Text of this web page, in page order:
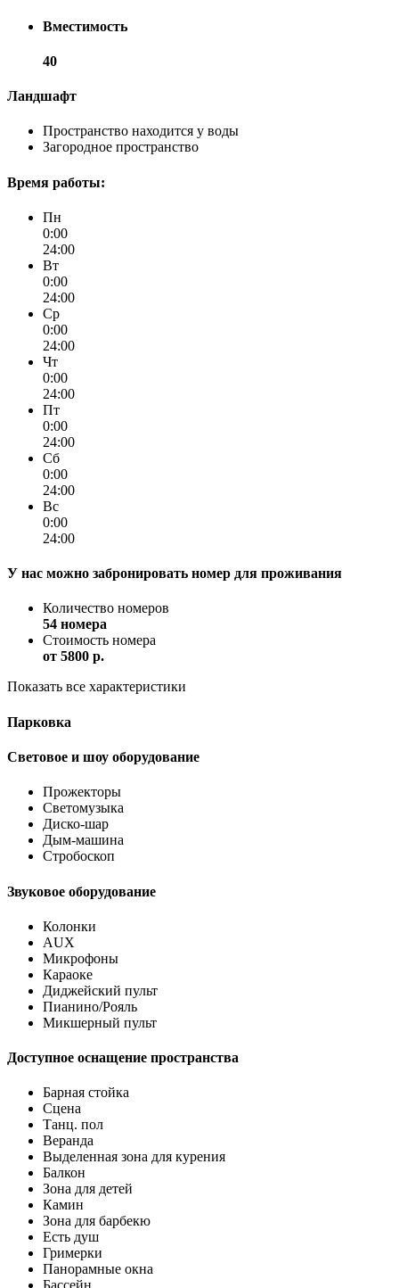
Вместимость
40
Ландшафт
Пространство находится у воды
Загородное пространство
Время работы:
Пн
0:00
24:00
Вт
0:00
24:00
Ср
0:00
24:00
Чт
0:00
24:00
Пт
0:00
24:00
Сб
0:00
24:00
Вс
0:00
24:00
У нас можно забронировать номер для проживания
Количество номеров
54 номера
Стоимость номера
от 5800 p.
Показать все характеристики
Парковка
Световое и шоу оборудование
Прожекторы
Светомузыка
Диско-шар
Дым-машина
Стробоскоп
Звуковое оборудование
Колонки
AUX
Микрофоны
Караоке
Диджейский пульт
Пианино/Рояль
Микшерный пульт
Доступное оснащение пространства
Барная стойка
Сцена
Танц. пол
Веранда
Выделенная зона для курения
Балкон
Зона для детей
Камин
Зона для барбекю
Есть душ
Гримерки
Панорамные окна